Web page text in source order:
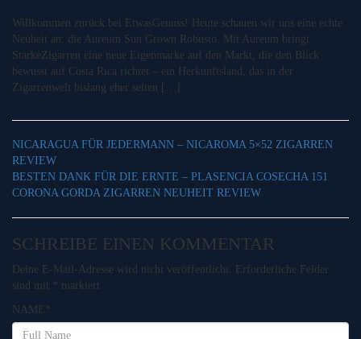
Willkommen zurück bei EtwasGenuss! Heute schauen wir uns eine echte
Neuheit an: die Aureum Sun Grown Robusto. Mit Aureum bringt
StarkeZigarren eine neue Eigenmarke auf den Markt, die den Blick
bewusst auf Costa Rica richtet – ein Herkunftsland, das in der
Zigarrenwelt bislang eher selten […]
NICARAGUA FÜR JEDERMANN – NICAROMA 5×52 ZIGARREN
REVIEW
BESTEN DANK FÜR DIE ERNTE – PLASENCIA COSECHA 151
CORONA GORDA ZIGARREN NEUHEIT REVIEW
SCHREIBE EINEN KOMMENTAR
Deine E-Mail-Adresse wird nicht veröffentlicht.
Erforderliche Felder
sind mit * markiert
NAME *